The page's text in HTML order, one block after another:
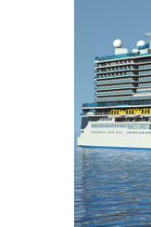
21.07.27
22.07.27
23.07.27
24.07.27
25.07.27